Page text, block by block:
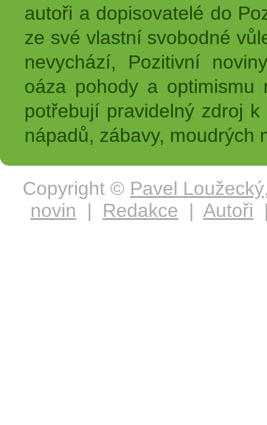
autoři a dopisovatelé do
ze své vlastní svobodné
nevychází, Pozitivní
oáza pohody a
potřebují pravidelný zdroj
nápadů, zábavy, moudrých
Copyright © Pavel Loužecký
novin | Redakce | Autoři